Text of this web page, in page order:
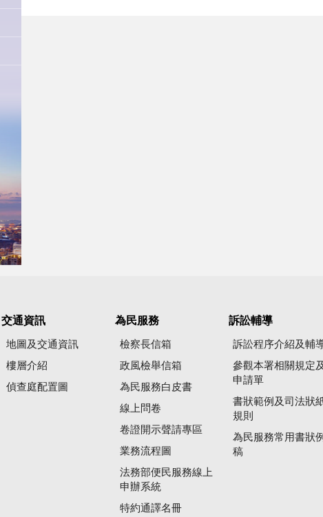
交通資訊
地圖及交通資訊
樓層介紹
偵查庭配置圖
為民服務
檢察長信箱
政風檢舉信箱
為民服務白皮書
線上問卷
卷證開示聲請專區
業務流程圖
法務部便民服務線上
申辦系統
特約通譯名冊
訴訟輔導
訴訟程序介紹及輔
參觀本署相關規定及
申請單
書狀範例及司法狀
規則
為民服務常用書狀例
稿